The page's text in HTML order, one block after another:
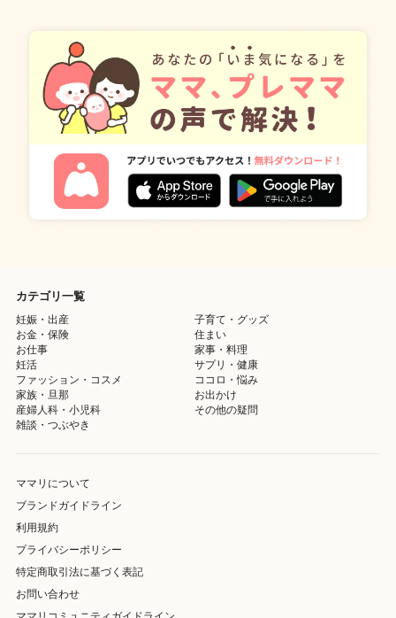
カテゴリ一覧
妊娠・出産
子育て・グッズ
お金・保険
住まい
お仕事
家事・料理
妊活
サプリ・健康
ファッション・コスメ
ココロ・悩み
家族・旦那
お出かけ
産婦人科・小児科
その他の疑問
雑談・つぶやき
ママリについて
ブランドガイドライン
利用規約
プライバシーポリシー
特定商取引法に基づく表記
お問い合わせ